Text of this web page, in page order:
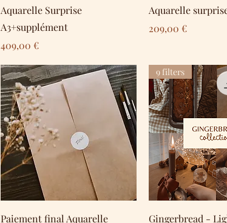
Schnellansicht
Aquarelle Surprise
A3+supplément
Preis
409,00 €
Aquarelle
Preis
209,00 €
Schnellansicht
Paiement final Aquarelle
9 filters
Gingerbread -